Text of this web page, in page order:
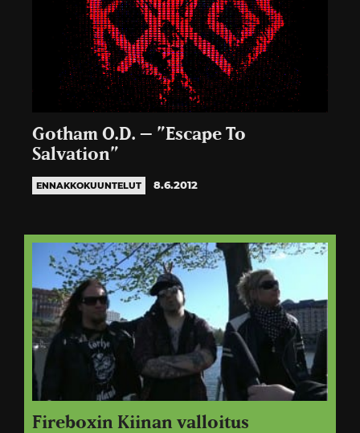
Gotham O.D. – ”Escape To
Salvation”
ENNAKKOKUUNTELUT 8.6.2012
Fireboxin Kiinan valloitus